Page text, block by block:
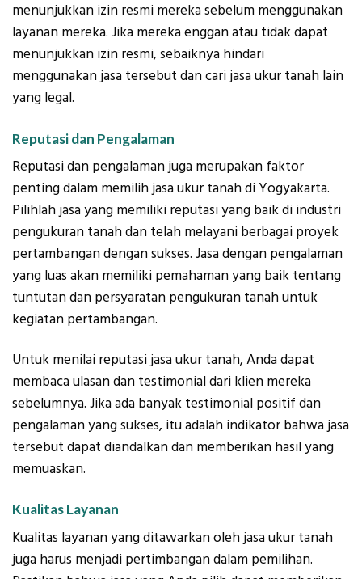
menunjukkan izin resmi mereka sebelum menggunakan
layanan mereka. Jika mereka enggan atau tidak dapat
menunjukkan izin resmi, sebaiknya hindari
menggunakan jasa tersebut dan cari jasa ukur tanah lain
yang legal.
Reputasi dan Pengalaman
Reputasi dan pengalaman juga merupakan faktor
penting dalam memilih jasa ukur tanah di Yogyakarta.
Pilihlah jasa yang memiliki reputasi yang baik di industri
pengukuran tanah dan telah melayani berbagai proyek
pertambangan dengan sukses. Jasa dengan pengalaman
yang luas akan memiliki pemahaman yang baik tentang
tuntutan dan persyaratan pengukuran tanah untuk
kegiatan pertambangan.
Untuk menilai reputasi jasa ukur tanah, Anda dapat
membaca ulasan dan testimonial dari klien mereka
sebelumnya. Jika ada banyak testimonial positif dan
pengalaman yang sukses, itu adalah indikator bahwa jasa
tersebut dapat diandalkan dan memberikan hasil yang
memuaskan.
Kualitas Layanan
Kualitas layanan yang ditawarkan oleh jasa ukur tanah
juga harus menjadi pertimbangan dalam pemilihan.